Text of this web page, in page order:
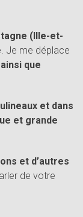
(Ille-et-
. Je me déplace
que
et dans
et grande
et d’autres
de votre